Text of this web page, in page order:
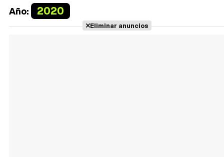
Año: 2020
Eliminar anuncios